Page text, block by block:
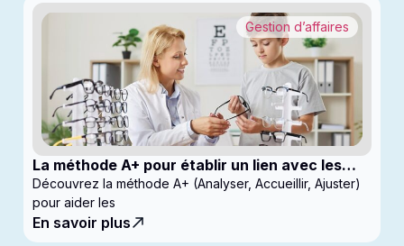
La méthode A+ pour établir un lien avec les
enfants en clinique
Gestion d’affaires
Découvrez la méthode A+ (Analyser, Accueillir, Ajuster)
pour aider les
En savoir plus